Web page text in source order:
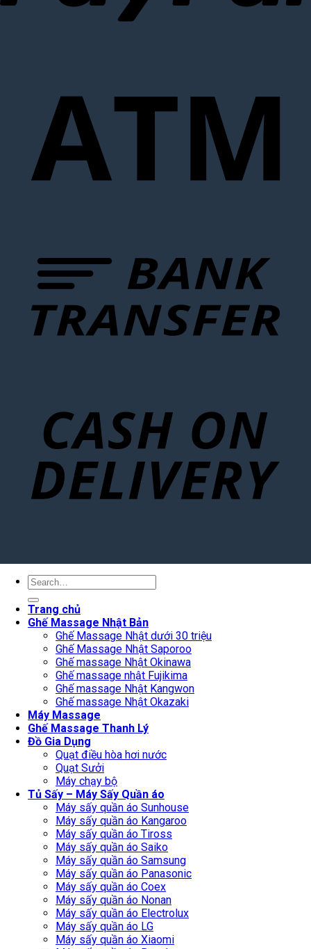
Search
Trang chủ
Ghế Massage Nhật Bản
Ghế Massage Nhật dưới 30 triệu
Ghế Massage Nhật Saporoo
Ghế massage Nhật Okinawa
Ghế massage nhật Fujikima
Ghế massage Nhật Kangwon
Ghế massage Nhật Okazaki
Máy Massage
Ghế Massage Thanh Lý
Đồ Gia Dụng
Quạt điều hòa hơi nước
Quạt Sưởi
Máy chạy bộ
Tủ Sấy – Máy Sấy Quần áo
Máy sấy quần áo Sunhouse
Máy sấy quần áo Kangaroo
Máy sấy quần áo Tiross
Máy sấy quần áo Saiko
Máy sấy quần áo Samsung
Máy sấy quần áo Panasonic
Máy sấy quần áo Coex
Máy sấy quần áo Nonan
Máy sấy quần áo Electrolux
Máy sấy quần áo LG
Máy sấy quần áo Xiaomi